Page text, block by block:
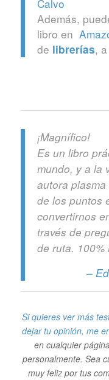
Además,
libro en
de librerías,
¡Magnífico!
Es un libro
mundo, y a la
autora
de los puntos
convertirnos
través de
de ruta. 100%
–
Si quieres ver más
dejar tu opinión, me
en cualquier
personalmente. Sea
muy feliz por tus